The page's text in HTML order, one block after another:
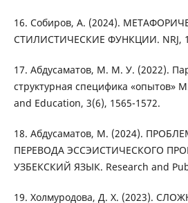
16. Собиров, А. (2024).
СТИЛИСТИЧЕСКИЕ ФУНКЦИИ. NRJ,
17. Абдусаматов, М. М. У. (2022).
структурная специфика «опытов»
and Education, 3(6), 1565-1572.
18. Абдусаматов, М. (2024).
ПЕРЕВОДА ЭССЭИСТИЧЕСКОГО
УЗБЕКСКИЙ ЯЗЫК. Research and
19. Холмуродова, Д. Х. (2023).